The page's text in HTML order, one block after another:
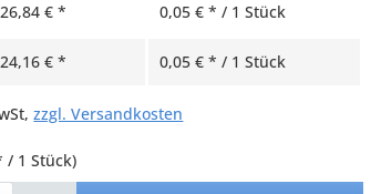
26,84 € * 0,05 € * / 1 Stück
24,16 € * 0,05 € * / 1 Stück
zzgl. Versandkosten
/ 1 Stück)